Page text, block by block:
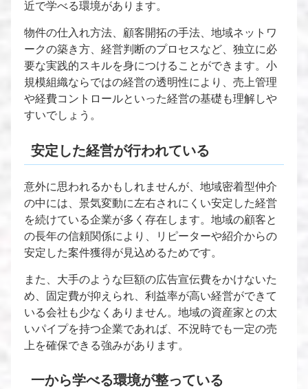
近で学べる環境があります。
物件の仕入れ方法、顧客開拓の手法、地域ネットワ
ークの築き方、経営判断のプロセスなど、独立に必
要な実践的スキルを身につけることができます。小
規模組織ならではの経営の透明性により、売上管理
や経費コントロールといった経営の基礎も理解しや
すいでしょう。
安定した経営が行われている
意外に思われるかもしれませんが、地域密着型仲介
の中には、景気変動に左右されにくい安定した経営
を続けている企業が多く存在します。地域の顧客と
の長年の信頼関係により、リピーターや紹介からの
安定した案件獲得が見込めるためです。
また、大手のような巨額の広告宣伝費をかけないた
め、固定費が抑えられ、利益率が高い経営ができて
いる会社も少なくありません。地域の資産家との太
いパイプを持つ企業であれば、不況時でも一定の売
上を確保できる強みがあります。
一から学べる環境が整っている